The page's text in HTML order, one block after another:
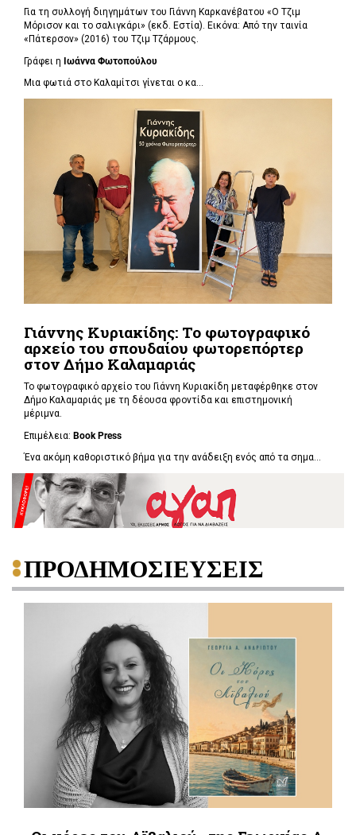
Για τη συλλογή διηγημάτων του Γιάννη Καρκανέβατου «Ο Τζιμ
Μόρισον και το σαλιγκάρι» (εκδ. Εστία). Εικόνα: Από την ταινία
«Πάτερσον» (2016) του Τζιμ Τζάρμους.
Γράφει η Ιωάννα Φωτοπούλου
Μια φωτιά στο Καλαμίτσι γίνεται ο κα...
Γιάννης Κυριακίδης: Το φωτογραφικό
αρχείο του σπουδαίου φωτορεπόρτερ
στον Δήμο Καλαμαριάς
Το φωτογραφικό αρχείο του Γιάννη Κυριακίδη μεταφέρθηκε στον
Δήμο Καλαμαριάς με τη δέουσα φροντίδα και επιστημονική
μέριμνα.
Επιμέλεια: Book Press
Ένα ακόμη καθοριστικό βήμα για την ανάδειξη ενός από τα σημα...
ΠΡΟΔΗΜΟΣΙΕΥΣΕΙΣ